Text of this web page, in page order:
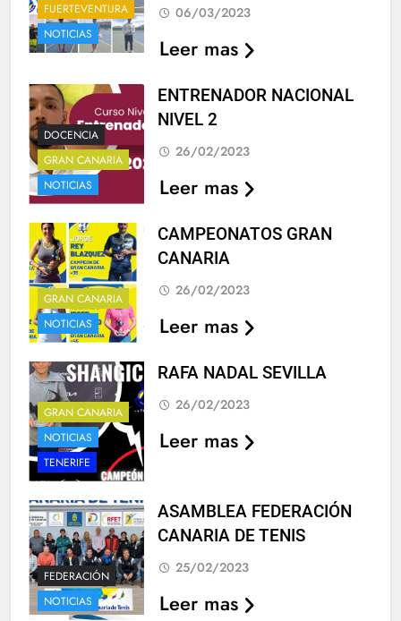
FUERTEVENTURA
NOTICIAS
06/03/2023
Leer mas
DOCENCIA
GRAN CANARIA
NOTICIAS
ENTRENADOR NACIONAL
NIVEL 2
26/02/2023
Leer mas
GRAN CANARIA
NOTICIAS
CAMPEONATOS GRAN
CANARIA
26/02/2023
Leer mas
GRAN CANARIA
NOTICIAS
TENERIFE
RAFA NADAL SEVILLA
26/02/2023
Leer mas
FEDERACIÓN
NOTICIAS
ASAMBLEA FEDERACIÓN
CANARIA DE TENIS
25/02/2023
Leer mas